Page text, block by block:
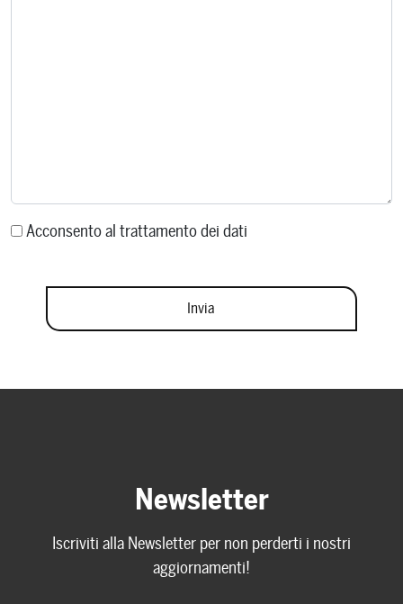
Acconsento al trattamento dei dati
Newsletter
Iscriviti alla Newsletter per non perderti i nostri
aggiornamenti!